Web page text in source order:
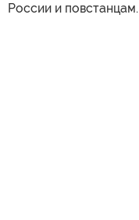
России и повстанцам.